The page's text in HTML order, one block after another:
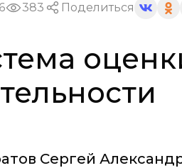
383 Поделиться
Сергей